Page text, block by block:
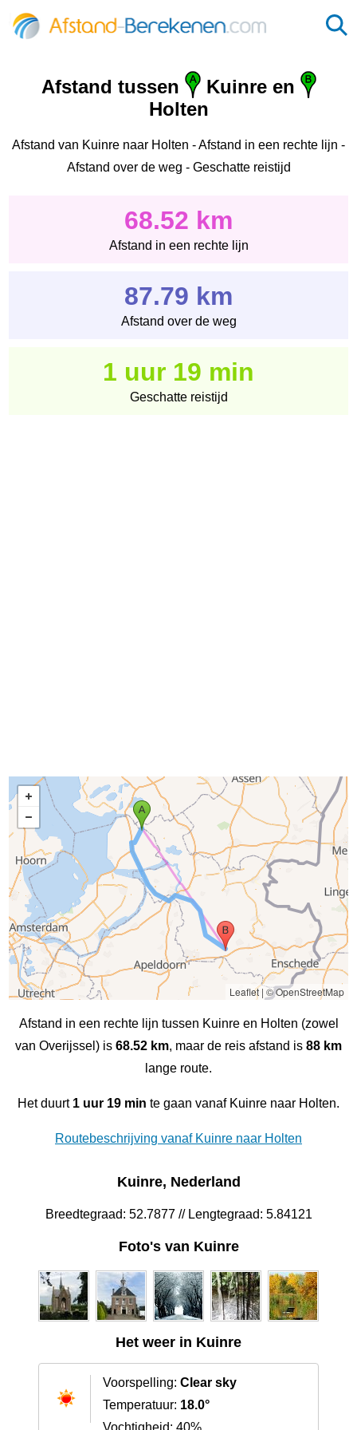
Afstand tussen
Kuinre en
Holten
Afstand van Kuinre naar Holten - Afstand in een rechte lijn -
Afstand over de weg - Geschatte reistijd
68.52 km
Afstand in een rechte lijn
87.79 km
Afstand over de weg
1 uur 19 min
Geschatte reistijd
Leaflet| © OpenStreetMap
Afstand in een rechte lijn tussen Kuinre en Holten (zowel
van Overijssel) is 68.52 km, maar de reis afstand is 88 km
lange route.
Het duurt 1 uur 19 min te gaan vanaf Kuinre naar Holten.
Routebeschrijving vanaf Kuinre naar Holten
Kuinre, Nederland
Breedtegraad: 52.7877 // Lengtegraad: 5.84121
Foto's van Kuinre
Het weer in Kuinre
Voorspelling: Clear sky
Temperatuur: 18.0°